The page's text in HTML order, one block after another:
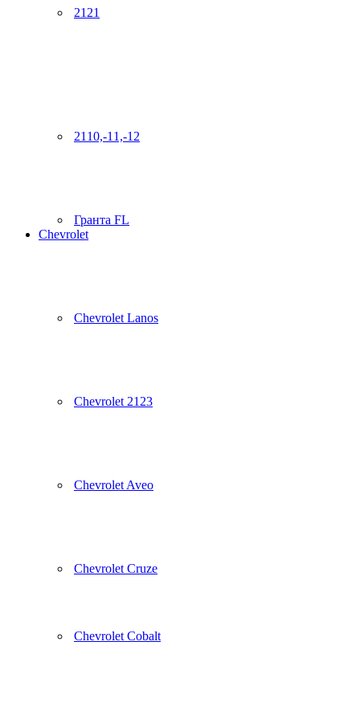
2121
2110,-11,-12
Гранта FL
Chevrolet
Chevrolet Lanos
Chevrolet 2123
Chevrolet Aveo
Chevrolet Cruze
Chevrolet Cobalt